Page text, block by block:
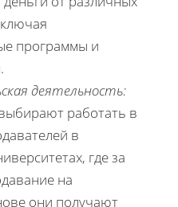
программы и
деятельность:
работать в
в
где за
на
они получают